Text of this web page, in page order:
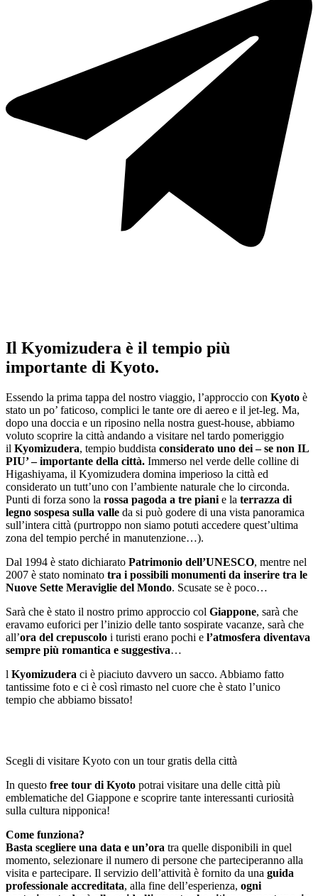
Il Kyomizudera è il tempio più
importante di Kyoto.
Essendo la prima tappa del nostro viaggio, l’approccio con Kyoto è
stato un po’ faticoso, complici le tante ore di aereo e il jet-leg. Ma,
dopo una doccia e un riposino nella nostra guest-house, abbiamo
voluto scoprire la città andando a visitare nel tardo pomeriggio
il Kyomizudera, tempio buddista considerato uno dei – se non IL
PIU’ – importante della città. Immerso nel verde delle colline di
Higashiyama, il Kyomizudera domina imperioso la città ed
considerato un tutt’uno con l’ambiente naturale che lo circonda.
Punti di forza sono la rossa pagoda a tre piani e la terrazza di
legno sospesa sulla valle da si può godere di una vista panoramica
sull’intera città (purtroppo non siamo potuti accedere quest’ultima
zona del tempio perché in manutenzione…).
Dal 1994 è stato dichiarato Patrimonio dell’UNESCO, mentre nel
2007 è stato nominato tra i possibili monumenti da inserire tra le
Nuove Sette Meraviglie del Mondo. Scusate se è poco…
Sarà che è stato il nostro primo approccio col Giappone, sarà che
eravamo euforici per l’inizio delle tanto sospirate vacanze, sarà che
all’ora del crepuscolo i turisti erano pochi e l’atmosfera diventava
sempre più romantica e suggestiva…
l Kyomizudera ci è piaciuto davvero un sacco. Abbiamo fatto
tantissime foto e ci è così rimasto nel cuore che è stato l’unico
tempio che abbiamo bissato!
Scegli di visitare Kyoto con un tour gratis della città
In questo free tour di Kyoto potrai visitare una delle città più
emblematiche del Giappone e scoprire tante interessanti curiosità
sulla cultura nipponica!
Come funziona?
Basta scegliere una data e un’ora tra quelle disponibili in quel
momento, selezionare il numero di persone che parteciperanno alla
visita e partecipare. Il servizio dell’attività è fornito da una guida
professionale accreditata, alla fine dell’esperienza, ogni